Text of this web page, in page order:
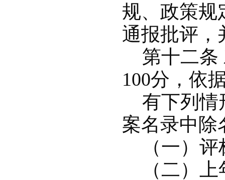
规、政策规
通报批评，
第十二条
100分，依
有下列情
案名录中除
（一）评
（二）上